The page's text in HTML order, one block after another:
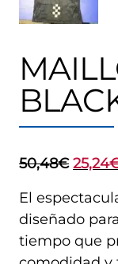
50,48€ El
era:
25,24
El
diseñado
tiempo que